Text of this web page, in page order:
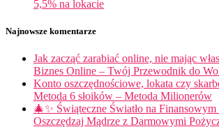
5,5% na lokacie
Najnowsze komentarze
Jak zacząć zarabiać online, nie mając
Biznes Online – Twój Przewodnik do
Konto oszczędnościowe, lokata czy
Metoda 6 słoików – Metoda Milionerów
🎄✨ Świąteczne Światło na
Oszczędzaj Mądrze z Darmowymi